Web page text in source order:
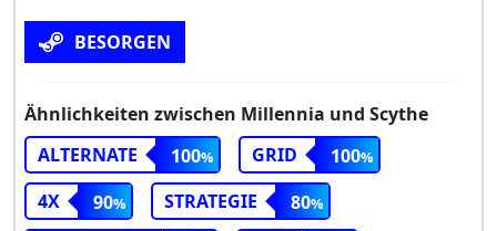
BESORGEN
Ähnlichkeiten zwischen Millennia und Scythe
ALTERNATE
100 GRID
100
4X
90 STRATEGIE
80